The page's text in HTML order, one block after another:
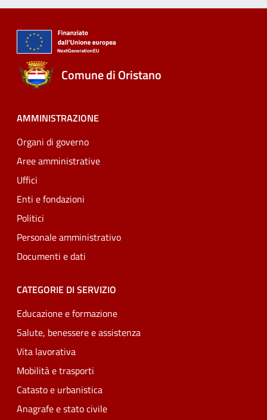
Comune di Oristano
AMMINISTRAZIONE
Organi di governo
Aree amministrative
Uffici
Enti e fondazioni
Politici
Personale amministrativo
Documenti e dati
CATEGORIE DI SERVIZIO
Educazione e formazione
Salute, benessere e assistenza
Vita lavorativa
Mobilità e trasporti
Catasto e urbanistica
Anagrafe e stato civile